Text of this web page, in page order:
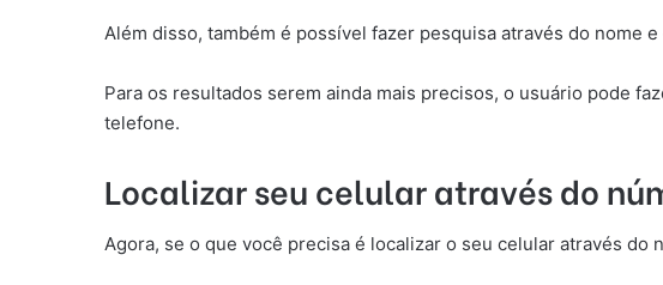
Além disso, também é possível fazer pesquisa através do nome e
Para os resultados serem ainda mais precisos, o usuário pode
telefone.
Localizar seu celular através do
Agora, se o que você precisa é localizar o seu celular através do